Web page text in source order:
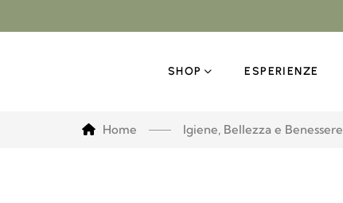
SHOP ESPERIENZE
Home Igiene, Bellezza e Benessere